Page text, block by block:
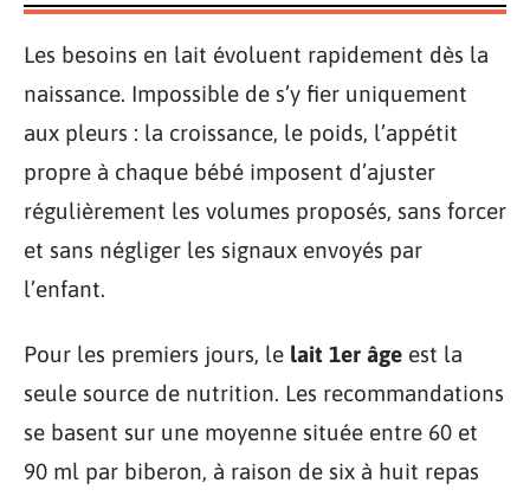
Les besoins en lait évoluent rapidement dès la
naissance. Impossible de s’y fier uniquement
aux pleurs : la croissance, le poids, l’appétit
propre à chaque bébé imposent d’ajuster
régulièrement les volumes proposés, sans forcer
et sans négliger les signaux envoyés par
l’enfant.
Pour les premiers jours, le lait 1er âge est la
seule source de nutrition. Les recommandations
se basent sur une moyenne située entre 60 et
90 ml par biberon, à raison de six à huit repas